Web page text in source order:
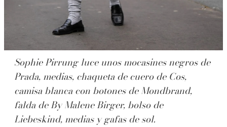
Sophie Pirrung luce unos mocasines negros de
Prada, medias, chaqueta de cuero de Cos,
camisa blanca con botones de Mondbrand,
falda de By Malene Birger, bolso de
Liebeskind, medias y gafas de sol.